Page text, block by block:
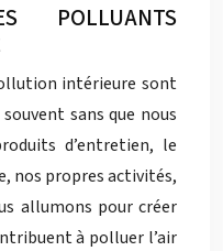
POLLUANTS
intérieure sont
sans que nous
d’entretien, le
nos propres activités,
allumons pour créer
à polluer l’air